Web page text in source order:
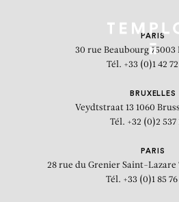
PARIS
30 rue Beaubourg 75003
Tél. +33 (0)1 42 72
BRUXELLES
Veydtstraat 13 1060
Tél. +32 (0)2 537
PARIS
28 rue du Grenier Saint-Lazare
Tél. +33 (0)1 85 76